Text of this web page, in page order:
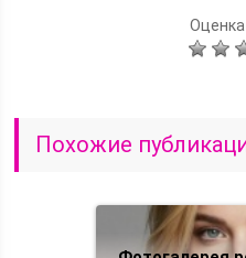
Оценка
Похожие